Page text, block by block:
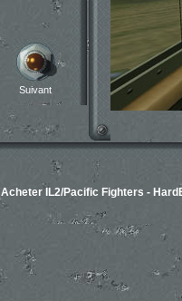
Suivant
Acheter IL2/Pacific Fighters -